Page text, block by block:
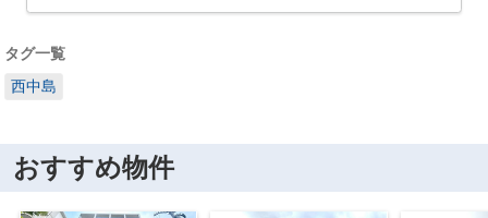
タグ一覧
西中島
おすすめ物件